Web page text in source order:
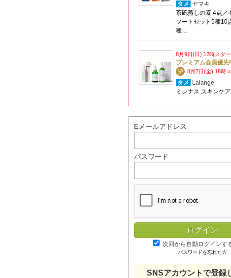
タメ ヤマキ
茶碗蒸しの素 4点／
ソートセット5種10
種…
8月9日(日) 12時スター
プレミアム会員優先
8月7日(金) 18時
タメ
Lalange
ミレナス スキンケ
Eメールアドレス
パスワード
次回から自動ログインす
パスワードを忘れた方
SNSアカウントで登録